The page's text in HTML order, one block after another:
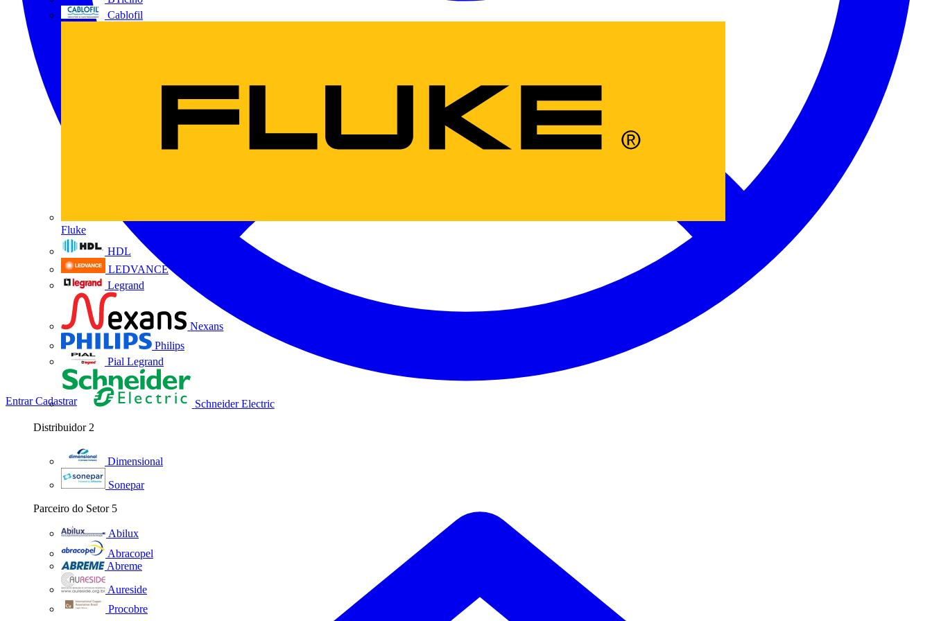
Cablofil
Fluke
HDL
LEDVANCE
Legrand
Nexans
Philips
Pial Legrand
Schneider Electric
Distribuidor 2
Dimensional
Sonepar
Parceiro do Setor 5
Abilux
Abracopel
Abreme
Aureside
Procobre
EntrarCadastrar